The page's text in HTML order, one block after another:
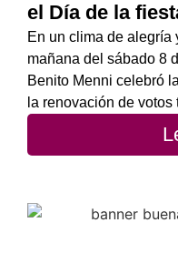
el Día de la
En un clima de alegría
mañana del sábado 8
Benito Menni celebró
la renovación de votos